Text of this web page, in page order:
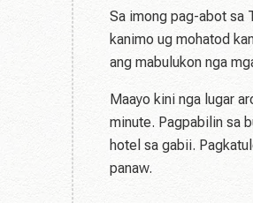
Sa imong pag-abot sa
kanimo ug mohatod
ang mabulukon nga
Maayo kini nga lugar
minute. Pagpabilin sa
hotel sa gabii.
panaw.